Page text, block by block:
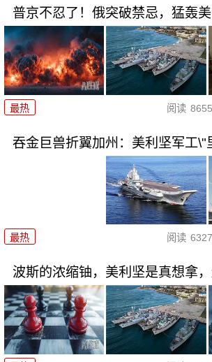
普京不忍了！俄突破禁忌，猛轰美
最热 阅读 8655
吞金巨兽折翼加州：美利坚军工\"
最热 阅读 6327
波斯的浓缩铀，美利坚是真想拿，